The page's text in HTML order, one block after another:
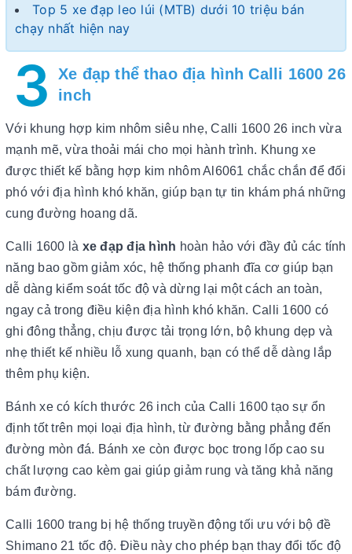
Top 5 xe đạp leo lúi (MTB) dưới 10 triệu bán
chạy nhất hiện nay
3
Xe đạp thể thao địa hình Calli 1600 26
inch
Với khung hợp kim nhôm siêu nhẹ, Calli 1600 26 inch vừa
mạnh mẽ, vừa thoải mái cho mọi hành trình. Khung xe
được thiết kế bằng hợp kim nhôm Al6061 chắc chắn để đối
phó với địa hình khó khăn, giúp bạn tự tin khám phá những
cung đường hoang dã.
Calli 1600 là xe đạp địa hình hoàn hảo với đầy đủ các tính
năng bao gồm giảm xóc, hệ thống phanh đĩa cơ giúp bạn
dễ dàng kiểm soát tốc độ và dừng lại một cách an toàn,
ngay cả trong điều kiện địa hình khó khăn. Calli 1600 có
ghi đông thẳng, chịu được tải trọng lớn, bộ khung dẹp và
nhẹ thiết kế nhiều lỗ xung quanh, bạn có thể dễ dàng lắp
thêm phụ kiện.
Bánh xe có kích thước 26 inch của Calli 1600 tạo sự ổn
định tốt trên mọi loại địa hình, từ đường bằng phẳng đến
đường mòn đá. Bánh xe còn được bọc trong lốp cao su
chất lượng cao kèm gai giúp giảm rung và tăng khả năng
bám đường.
Calli 1600 trang bị hệ thống truyền động tối ưu với bộ đề
Shimano 21 tốc độ. Điều này cho phép bạn thay đổi tốc độ